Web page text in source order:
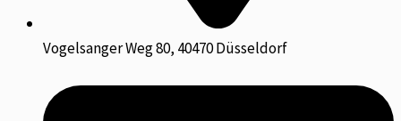
Vogelsanger Weg 80, 40470 Düsseldorf